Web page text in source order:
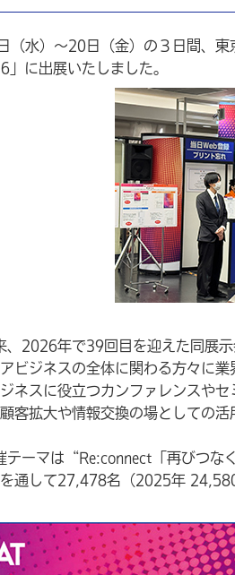
（水）～20日（金）の３日間、
に出展いたしました。
、2026年で39回目を迎えた同展
ビジネスの全体に関わる方々に業
ネスに役立つカンファレンスや
客拡大や情報交換の場としての活
テーマは“Re:connect「再びつな
通して27,478名（2025年